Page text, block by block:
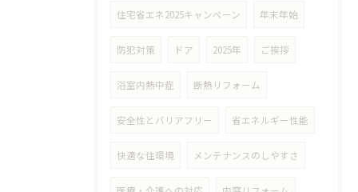
住宅省エネ2025キャンペーン 年末年始
防犯対策 ドア 2025年 ご挨拶
浴室内熱中症 断熱リフォーム
安全性とバリアフリー 省エネルギー性能
快適な住環境 メンテナンスのしやすさ